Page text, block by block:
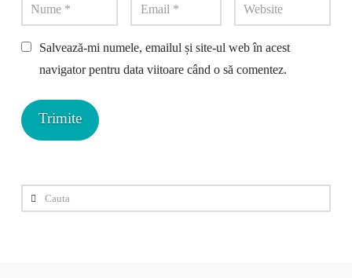
Salvează-mi numele, emailul și site-ul web în acest
navigator pentru data viitoare când o să comentez.
Cauta